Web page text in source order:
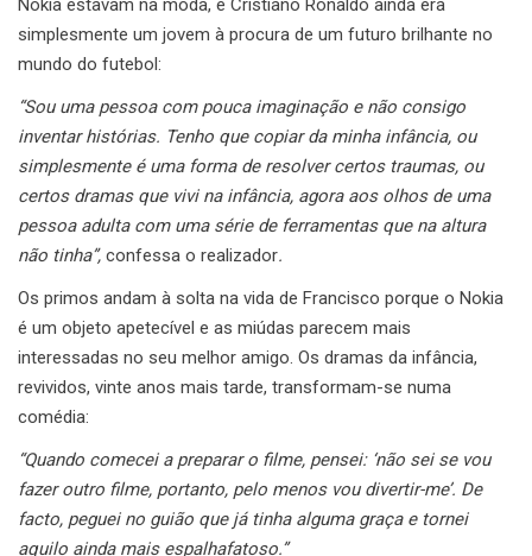
Nokia estavam na moda, e Cristiano Ronaldo ainda era
simplesmente um jovem à procura de um futuro brilhante no
mundo do futebol:
“Sou uma pessoa com pouca imaginação e não consigo
inventar histórias. Tenho que copiar da minha infância, ou
simplesmente é uma forma de resolver certos traumas, ou
certos dramas que vivi na infância, agora aos olhos de uma
pessoa adulta com uma série de ferramentas que na altura
não tinha”, confessa o realizador.
Os primos andam à solta na vida de Francisco porque o Nokia
é um objeto apetecível e as miúdas parecem mais
interessadas no seu melhor amigo. Os dramas da infância,
revividos, vinte anos mais tarde, transformam-se numa
comédia:
“Quando comecei a preparar o filme, pensei: ‘não sei se vou
fazer outro filme, portanto, pelo menos vou divertir-me’. De
facto, peguei no guião que já tinha alguma graça e tornei
aquilo ainda mais espalhafatoso.”